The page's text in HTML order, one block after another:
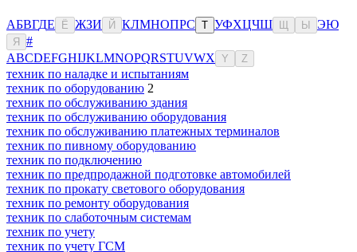
АБВГДЕ Ё ЖЗИ Й КЛМНОПРС Т УФХЦЧШ Ы ЭЮ
Я
#
ABCDEFGHIJKLMNOPQRSTUVWX Y Z
техник по наладке и испытаниям
техник по оборудованию 2
техник по обслуживанию здания
техник по обслуживанию оборудования
техник по обслуживанию платежных терминалов
техник по пивному оборудованию
техник по подключению
техник по предпродажной подготовке автомобилей
техник по прокату светового оборудования
техник по ремонту оборудования
техник по слаботочным системам
техник по учету
техник по учету ГСМ